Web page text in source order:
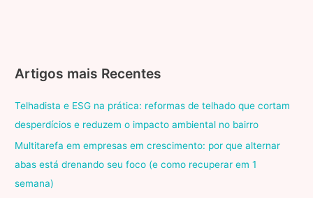
Artigos mais Recentes
Telhadista e ESG na prática: reformas de telhado que cortam
desperdícios e reduzem o impacto ambiental no bairro
Multitarefa em empresas em crescimento: por que alternar
abas está drenando seu foco (e como recuperar em 1
semana)